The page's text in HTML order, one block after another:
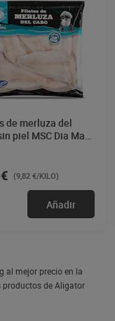
de merluza del
piel MSC Dia Mari
(9,82 €/KILO)
Añadir
al mejor precio en la
productos de Aligator